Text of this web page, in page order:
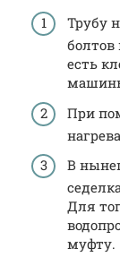
Трубу
болтов
есть
При
В
Для
муфту.